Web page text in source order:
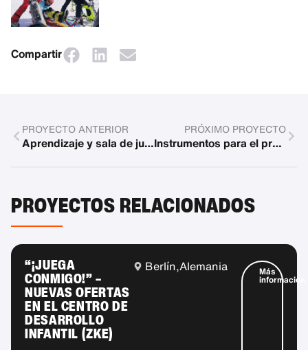
Compartir
PROYECTO ANTERIOR
Aprendizaje y sala de juegos para niños de la calle
PRÓXIMO PROYECTO
Instrumentos para el programa de música Mazaya
PROYECTOS RELACIONADOS
“¡JUEGA
CONMIGO!” –
NUEVAS OFERTAS
EN EL CENTRO DE
DESARROLLO
INFANTIL (ZKE)
Berlín,Alemania Más
información